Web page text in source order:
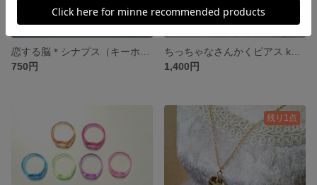
750円
1,400円
残り1点